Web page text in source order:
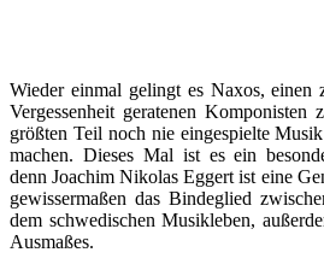
Wieder einmal gelingt es Naxos,
Vergessenheit geratenen
größten Teil noch nie eingespielte
machen. Dieses Mal ist es ein
denn Joachim Nikolas Eggert ist eine
gewissermaßen das Bindeglied
dem schwedischen Musikleben,
Ausmaßes.